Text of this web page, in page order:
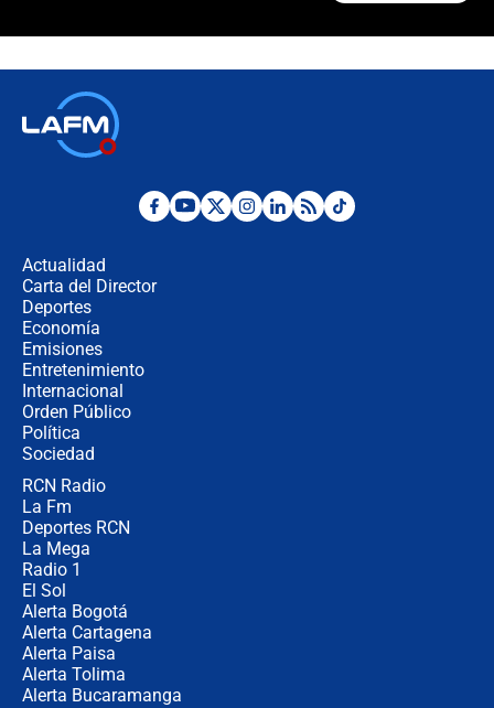
Desde dermatitis hasta infecciones:
Actualidad
Carta del Director
Deportes
Economía
Emisiones
Entretenimiento
Internacional
Orden Público
Política
Sociedad
RCN Radio
La Fm
Deportes RCN
La Mega
Radio 1
El Sol
Alerta Bogotá
Alerta Cartagena
Alerta Paisa
Alerta Tolima
Alerta Bucaramanga